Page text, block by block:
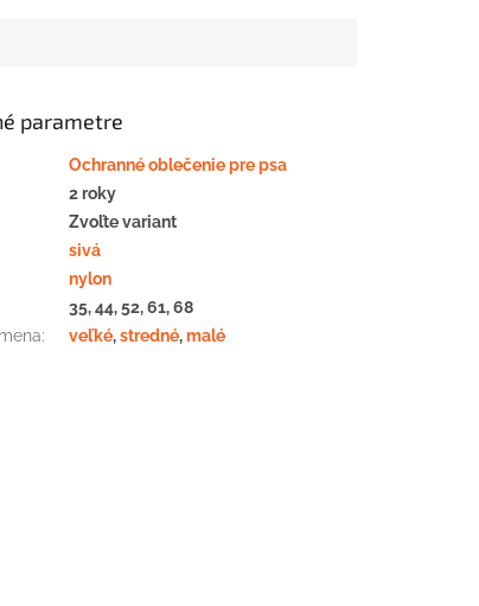
parametre
Ochranné oblečenie pre psa
2 roky
Zvoľte variant
sivá
nylon
35, 44, 52, 61, 68
: veľké,stredné,malé